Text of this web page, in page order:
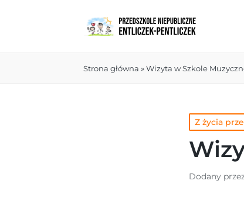
Strona główna »Wizyta w Szkole
Z życia
Dodany